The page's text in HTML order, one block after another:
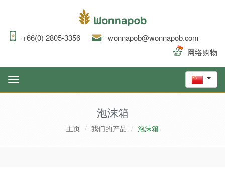
+66(0) 2805-3356
wonnapob@wonnapob.com
网络购物
Toggle
泡沫箱
主页 我们的产品 泡沫箱